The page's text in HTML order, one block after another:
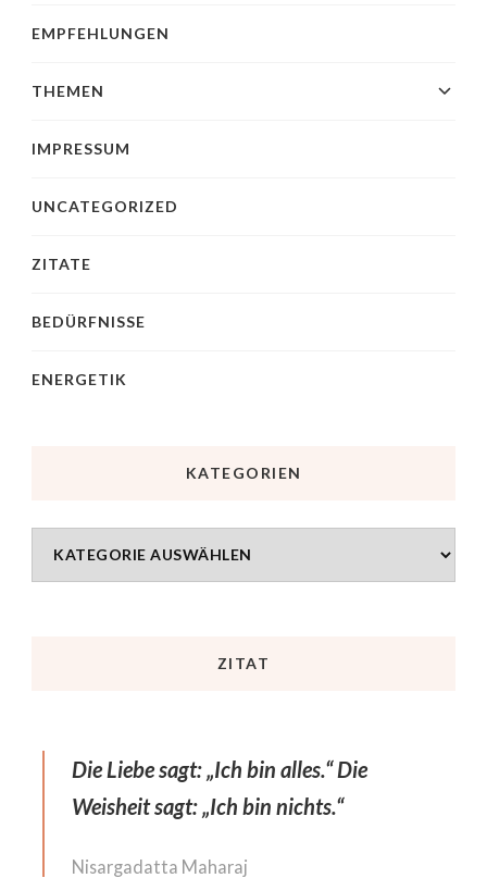
EMPFEHLUNGEN
THEMEN
IMPRESSUM
UNCATEGORIZED
ZITATE
BEDÜRFNISSE
ENERGETIK
KATEGORIEN
ZITAT
Die Liebe sagt: „Ich bin alles.“ Die
Weisheit sagt: „Ich bin nichts.“
Nisargadatta Maharaj